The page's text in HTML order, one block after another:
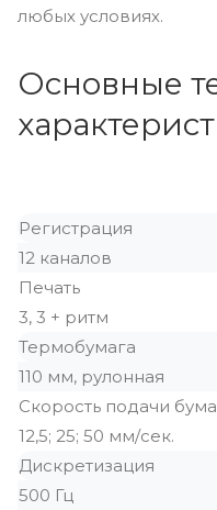
любых условиях.
Основные
Регистрация
12 каналов
Печать
3, 3 + ритм
Термобумага
110 мм, рулонная
Скорость подачи
12,5; 25; 50 мм/сек.
Дискретизация
500 Гц